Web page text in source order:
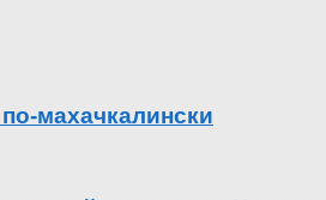
махачкалински